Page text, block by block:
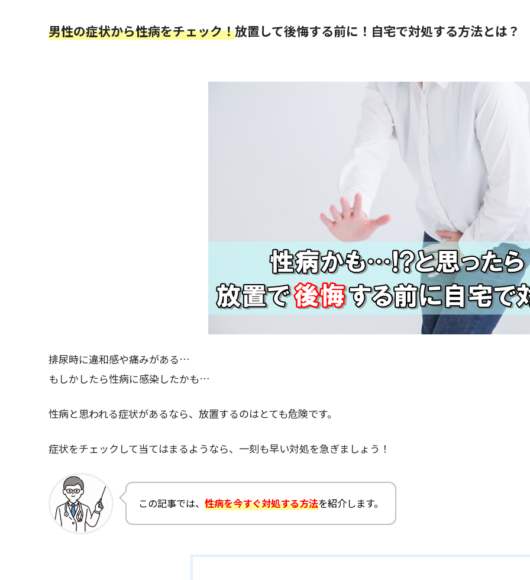
男性の症状から性病をチェック！放置して後悔する前に！自宅で対処する方法とは？
排尿時に違和感や痛みがある…
もしかしたら性病に感染したかも…
性病と思われる症状があるなら、放置するのはとても危険です。
症状をチェックして当てはまるようなら、一刻も早い対処を急ぎましょう！
この記事では、 性病を今すぐ対処する方法を紹介します。